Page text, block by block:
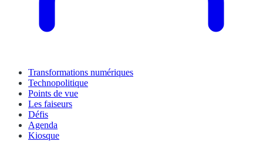
Transformations numériques
Technopolitique
Points de vue
Les faiseurs
Défis
Agenda
Kiosque